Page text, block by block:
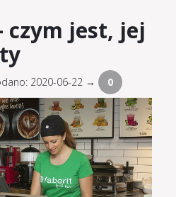
czym jest, jej
2020-06-22 → 0